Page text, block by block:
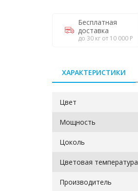
Бесплатная
доставка
до 30 кг от 10 000 Р
ХАРАКТЕРИСТИКИ
Цвет
Мощность
Цоколь
Цветовая температура
Производитель